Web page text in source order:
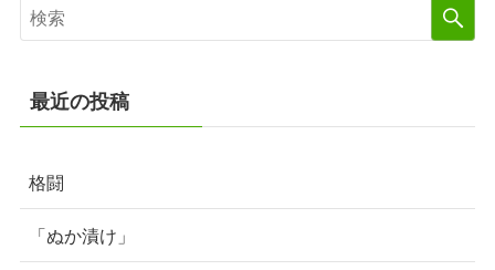
最近の投稿
格闘
「ぬか漬け」